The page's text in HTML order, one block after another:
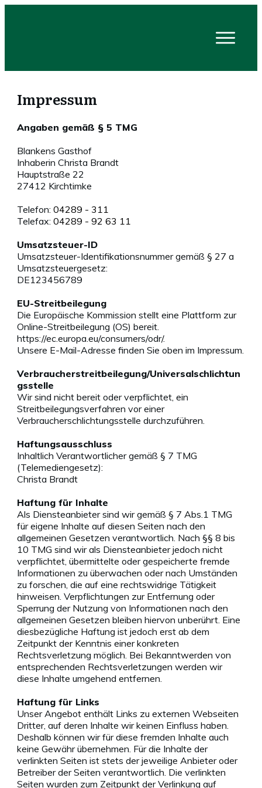
Impressum
Angaben gemäß § 5 TMG
Blankens Gasthof
Inhaberin Christa Brandt
Hauptstraße 22
27412 Kirchtimke
Telefon: 04289 - 311
Telefax: 04289 - 92 63 11
Umsatzsteuer-ID
Umsatzsteuer-Identifikationsnummer gemäß § 27 a
Umsatzsteuergesetz:
DE123456789
EU-Streitbeilegung
Die Europäische Kommission stellt eine Plattform zur
Online-Streitbeilegung (OS) bereit.
https://ec.europa.eu/consumers/odr/.
Unsere E-Mail-Adresse finden Sie oben im Impressum.
Verbraucherstreitbeilegung/Universalschlichtun
gsstelle
Wir sind nicht bereit oder verpflichtet, ein
Streitbeilegungsverfahren vor einer
Verbraucherschlichtungsstelle durchzuführen.
Haftungsausschluss
Inhaltlich Verantwortlicher gemäß § 7 TMG
(Telemediengesetz):
Christa Brandt
Haftung für Inhalte
Als Diensteanbieter sind wir gemäß § 7 Abs.1 TMG
für eigene Inhalte auf diesen Seiten nach den
allgemeinen Gesetzen verantwortlich. Nach §§ 8 bis
10 TMG sind wir als Diensteanbieter jedoch nicht
verpflichtet, übermittelte oder gespeicherte fremde
Informationen zu überwachen oder nach Umständen
zu forschen, die auf eine rechtswidrige Tätigkeit
hinweisen. Verpflichtungen zur Entfernung oder
Sperrung der Nutzung von Informationen nach den
allgemeinen Gesetzen bleiben hiervon unberührt. Eine
diesbezügliche Haftung ist jedoch erst ab dem
Zeitpunkt der Kenntnis einer konkreten
Rechtsverletzung möglich. Bei Bekanntwerden von
entsprechenden Rechtsverletzungen werden wir
diese Inhalte umgehend entfernen.
Haftung für Links
Unser Angebot enthält Links zu externen Webseiten
Dritter, auf deren Inhalte wir keinen Einfluss haben.
Deshalb können wir für diese fremden Inhalte auch
keine Gewähr übernehmen. Für die Inhalte der
verlinkten Seiten ist stets der jeweilige Anbieter oder
Betreiber der Seiten verantwortlich. Die verlinkten
Seiten wurden zum Zeitpunkt der Verlinkung auf